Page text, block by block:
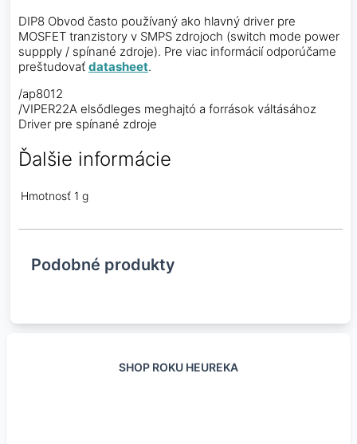
DIP8 Obvod často používaný ako hlavný driver pre
MOSFET tranzistory v SMPS zdrojoch (switch mode power
suppply / spínané zdroje). Pre viac informácií odporúčame
preštudovať datasheet.
/ap8012
/VIPER22A elsődleges meghajtó a források váltásához
Driver pre spínané zdroje
Ďalšie informácie
Hmotnosť 1 g
Podobné produkty
SHOP ROKU HEUREKA